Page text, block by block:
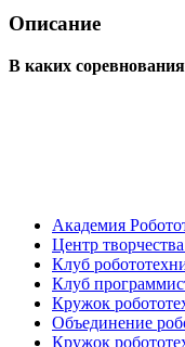
Описание
В каких
Академия
Центр
Клуб
Клуб
Кружок
Объединение
Кружок